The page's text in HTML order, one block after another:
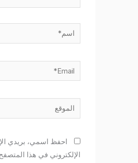
احفظ اسمي، بريدي
الإلكتروني في هذا المتصفح